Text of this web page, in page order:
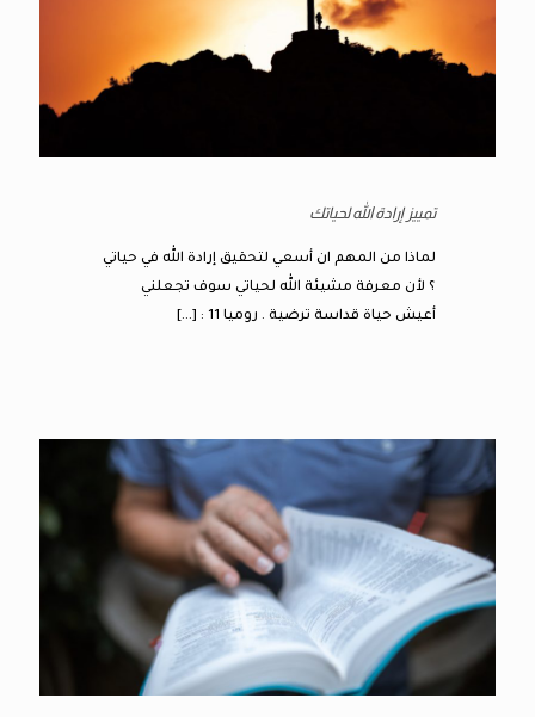
تمييز إرادة الله لحياتك
لماذا من المهم ان أسعي لتحقيق إرادة الله في حياتي
؟ لأن معرفة مشيئة الله لحياتي سوف تجعلني
أعيش حياة قداسة ترضية . روميا 11 :
[…]